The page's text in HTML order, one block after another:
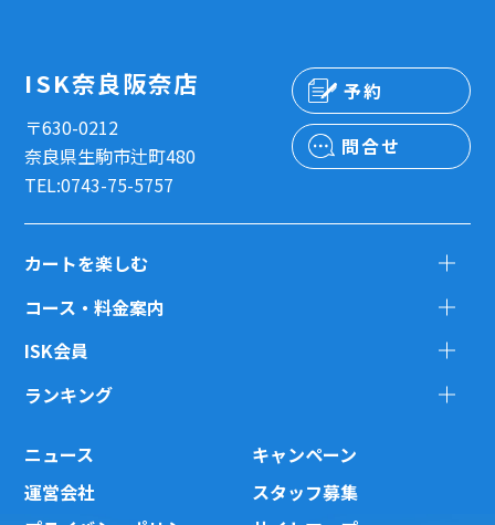
ISK奈良阪奈店
〒630-0212
奈良県生駒市辻町480
TEL:0743-75-5757
予約
問合せ
カートを楽しむ
コース・料金案内
ISK会員
ランキング
ニュース
キャンペーン
運営会社
スタッフ募集